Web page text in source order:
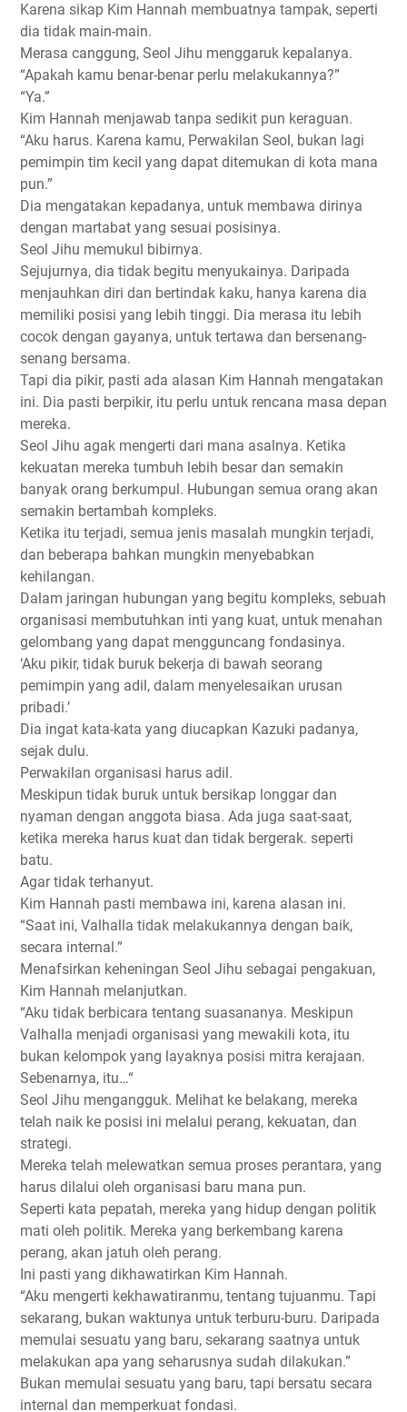
Karena sikap Kim Hannah membuatnya tampak, seperti
dia tidak main-main.
Merasa canggung, Seol Jihu menggaruk kepalanya.
“Apakah kamu benar-benar perlu melakukannya?”
“Ya.”
Kim Hannah menjawab tanpa sedikit pun keraguan.
“Aku harus. Karena kamu, Perwakilan Seol, bukan lagi
pemimpin tim kecil yang dapat ditemukan di kota mana
pun.”
Dia mengatakan kepadanya, untuk membawa dirinya
dengan martabat yang sesuai posisinya.
Seol Jihu memukul bibirnya.
Sejujurnya, dia tidak begitu menyukainya. Daripada
menjauhkan diri dan bertindak kaku, hanya karena dia
memiliki posisi yang lebih tinggi. Dia merasa itu lebih
cocok dengan gayanya, untuk tertawa dan bersenang-
senang bersama.
Tapi dia pikir, pasti ada alasan Kim Hannah mengatakan
ini. Dia pasti berpikir, itu perlu untuk rencana masa depan
mereka.
Seol Jihu agak mengerti dari mana asalnya. Ketika
kekuatan mereka tumbuh lebih besar dan semakin
banyak orang berkumpul. Hubungan semua orang akan
semakin bertambah kompleks.
Ketika itu terjadi, semua jenis masalah mungkin terjadi,
dan beberapa bahkan mungkin menyebabkan
kehilangan.
Dalam jaringan hubungan yang begitu kompleks, sebuah
organisasi membutuhkan inti yang kuat, untuk menahan
gelombang yang dapat mengguncang fondasinya.
‘Aku pikir, tidak buruk bekerja di bawah seorang
pemimpin yang adil, dalam menyelesaikan urusan
pribadi.’
Dia ingat kata-kata yang diucapkan Kazuki padanya,
sejak dulu.
Perwakilan organisasi harus adil.
Meskipun tidak buruk untuk bersikap longgar dan
nyaman dengan anggota biasa. Ada juga saat-saat,
ketika mereka harus kuat dan tidak bergerak. seperti
batu.
Agar tidak terhanyut.
Kim Hannah pasti membawa ini, karena alasan ini.
“Saat ini, Valhalla tidak melakukannya dengan baik,
secara internal.”
Menafsirkan keheningan Seol Jihu sebagai pengakuan,
Kim Hannah melanjutkan.
“Aku tidak berbicara tentang suasananya. Meskipun
Valhalla menjadi organisasi yang mewakili kota, itu
bukan kelompok yang layaknya posisi mitra kerajaan.
Sebenarnya, itu…“
Seol Jihu mengangguk. Melihat ke belakang, mereka
telah naik ke posisi ini melalui perang, kekuatan, dan
strategi.
Mereka telah melewatkan semua proses perantara, yang
harus dilalui oleh organisasi baru mana pun.
Seperti kata pepatah, mereka yang hidup dengan politik
mati oleh politik. Mereka yang berkembang karena
perang, akan jatuh oleh perang.
Ini pasti yang dikhawatirkan Kim Hannah.
“Aku mengerti kekhawatiranmu, tentang tujuanmu. Tapi
sekarang, bukan waktunya untuk terburu-buru. Daripada
memulai sesuatu yang baru, sekarang saatnya untuk
melakukan apa yang seharusnya sudah dilakukan.”
Bukan memulai sesuatu yang baru, tapi bersatu secara
internal dan memperkuat fondasi.